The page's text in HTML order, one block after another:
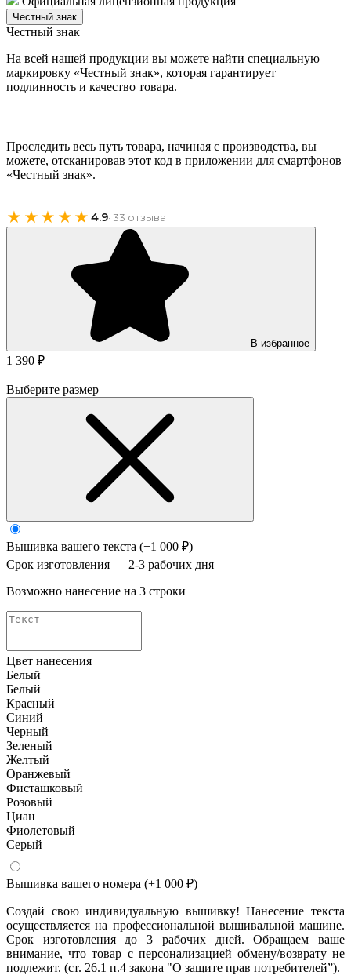
Честный знак
Честный знак
На всей нашей продукции вы можете найти специальную
маркировку «Честный знак», которая гарантирует
подлинность и качество товара.
Проследить весь путь товара, начиная с производства, вы
можете, отсканировав этот код в приложении для смартфонов
«Честный знак».
★★★★★ 4.9· 33 отзыва
В избранное
1 390 ₽
Выберите размер
Вышивка вашего текста (+1 000 ₽)
Срок изготовления — 2-3 рабочих дня
Возможно нанесение на 3 строки
Цвет нанесения
Белый
Белый
Красный
Синий
Черный
Зеленый
Желтый
Оранжевый
Фисташковый
Розовый
Циан
Фиолетовый
Серый
Вышивка вашего номера (+1 000 ₽)
Создай свою индивидуальную вышивку! Нанесение текста
осуществляется на профессиональной вышивальной машине.
Срок изготовления до 3 рабочих дней. Обращаем ваше
внимание, что товар с персонализацией обмену/возврату не
подлежит. (ст. 26.1 п.4 закона "О защите прав потребителей”).